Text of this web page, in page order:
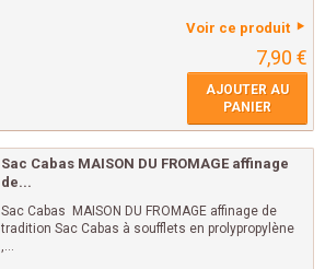
Voir ce produit
7,90 €
AJOUTER AU
PANIER
Sac Cabas MAISON DU FROMAGE affinage
de...
Sac Cabas MAISON DU FROMAGE affinage de
tradition Sac Cabas à soufflets en prolypropylène
,...